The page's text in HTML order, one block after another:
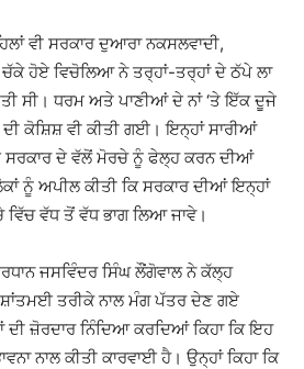
ਵੀ ਸਰਕਾਰ ਦੁਆਰਾ ਨਕਸਲਵਾਦੀ,
ਹੋਏ ਵਿਚੋਲਿਆ ਨੇ ਤਰ੍ਹਾਂ-ਤਰ੍ਹਾਂ ਦੇ ਠੱਪੇ ਲਾ
ਸੀ। ਧਰਮ ਅਤੇ ਪਾਣੀਆਂ ਦੇ ਨਾਂ ‘ਤੇ ਇੱਕ ਦੂਜੇ
ਦੀ ਕੋਸ਼ਿਸ਼ ਵੀ ਕੀਤੀ ਗਈ। ਇਨ੍ਹਾਂ ਸਾਰੀਆਂ
ਸਰਕਾਰ ਦੇ ਵੱਲੋਂ ਮੋਰਚੇ ਨੂੰ ਫੇਲ੍ਹ ਕਰਨ ਦੀਆਂ
ਨੂੰ ਅਪੀਲ ਕੀਤੀ ਕਿ ਸਰਕਾਰ ਦੀਆਂ ਇਨ੍ਹਾਂ
ਵੱਧ ਤੋਂ ਵੱਧ ਭਾਗ ਲਿਆ ਜਾਵੇ।
ਜਸਵਿੰਦਰ ਸਿੰਘ ਲੌਂਗੋਵਾਲ ਨੇ ਕੱਲ੍ਹ
ਸ਼ਾਂਤਮਈ ਤਰੀਕੇ ਨਾਲ ਮੰਗ ਪੱਤਰ ਦੇਣ ਗਏ
ਦੀ ਜ਼ੋਰਦਾਰ ਨਿੰਦਿਆ ਕਰਦਿਆਂ ਕਿਹਾ ਕਿ ਇਹ
ਨਾਲ ਕੀਤੀ ਕਾਰਵਾਈ ਹੈ। ਉਨ੍ਹਾਂ ਕਿਹਾ ਕਿ